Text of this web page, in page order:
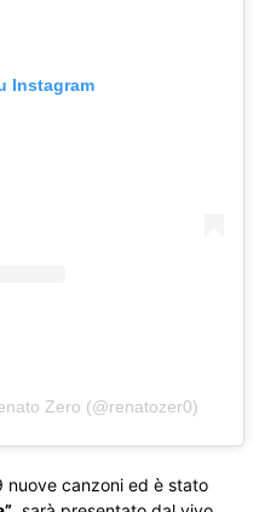
Instagram
Zero (@renatozer0)
nuove canzoni ed è stato